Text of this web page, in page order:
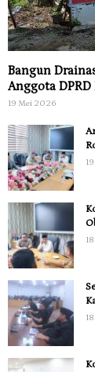
Bangun
Anggota
Dorong
19 Mei 2026